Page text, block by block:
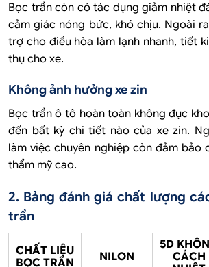
Bọc trần còn có tác dụng giảm nhiệt
cảm giác nóng bức, khó chịu. Ngoài
trợ cho điều hòa làm lạnh nhanh, tiết
thụ cho xe.
Không ảnh hưởng xe zin
Bọc trần ô tô hoàn toàn không đục
đến bất kỳ chi tiết nào của xe zin.
làm việc chuyên nghiệp còn đảm bảo
thẩm mỹ cao.
2. Bảng đánh giá chất lượng
trần
CHẤT LIỆU
BỌC TRẦN
NILON
5D
CÁCH